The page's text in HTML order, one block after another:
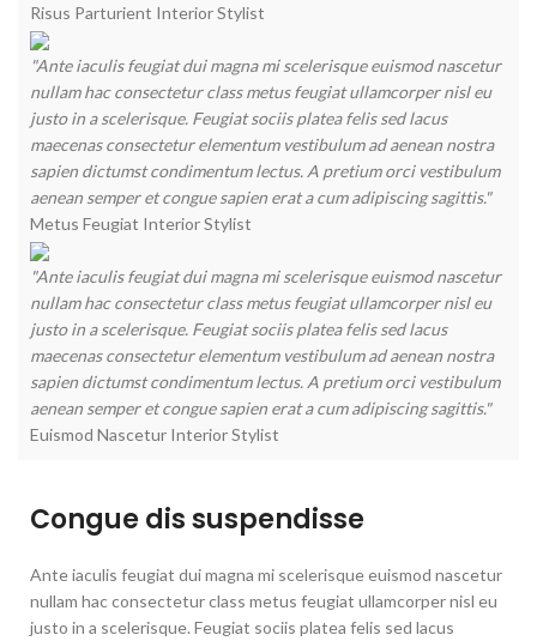
Risus Parturient Interior Stylist
"Ante iaculis feugiat dui magna mi scelerisque euismod nascetur
nullam hac consectetur class metus feugiat ullamcorper nisl eu
justo in a scelerisque. Feugiat sociis platea felis sed lacus
maecenas consectetur elementum vestibulum ad aenean nostra
sapien dictumst condimentum lectus. A pretium orci vestibulum
aenean semper et congue sapien erat a cum adipiscing sagittis."
Metus Feugiat Interior Stylist
"Ante iaculis feugiat dui magna mi scelerisque euismod nascetur
nullam hac consectetur class metus feugiat ullamcorper nisl eu
justo in a scelerisque. Feugiat sociis platea felis sed lacus
maecenas consectetur elementum vestibulum ad aenean nostra
sapien dictumst condimentum lectus. A pretium orci vestibulum
aenean semper et congue sapien erat a cum adipiscing sagittis."
Euismod Nascetur Interior Stylist
Congue dis suspendisse
Ante iaculis feugiat dui magna mi scelerisque euismod nascetur
nullam hac consectetur class metus feugiat ullamcorper nisl eu
justo in a scelerisque. Feugiat sociis platea felis sed lacus